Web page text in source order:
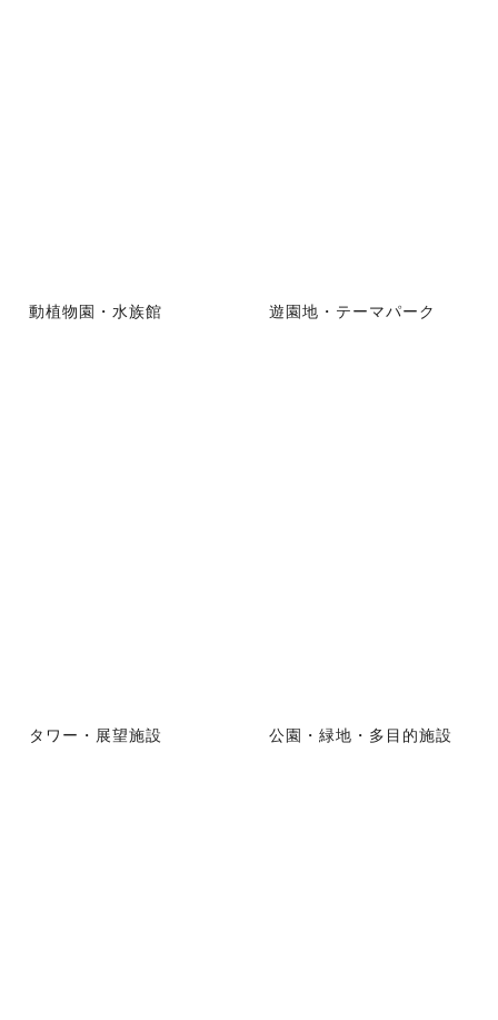
動植物園・水族館 遊園地・テーマパーク
タワー・展望施設 公園・緑地・多目的施設